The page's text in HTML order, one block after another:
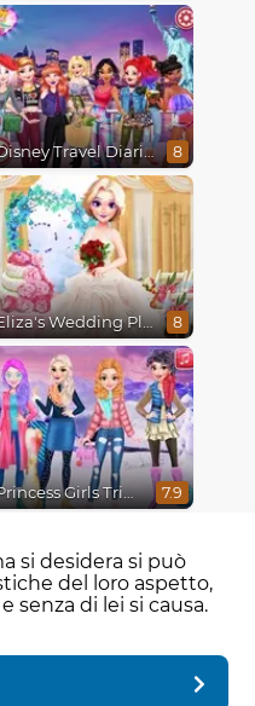
Disney Travel Diaries: City Break 8
Eliza's Wedding Planner 8
Princess Girls Trip To Aspen 7.9
si desidera si può
del loro aspetto,
senza di lei si causa.